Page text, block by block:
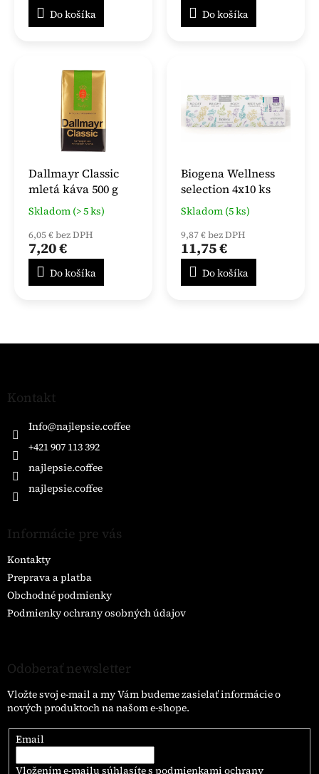
Do košíka Do košíka
Dallmayr Classic
mletá káva 500 g
Skladom (> 5 ks)
6,05 € bez DPH
7,20 €
Do košíka
Biogena Wellness
selection 4x10 ks
Skladom (5 ks)
9,87 € bez DPH
11,75 €
Do košíka
Z
Kontakt
Info@najlepsie.coffee
+421 907 113 392
najlepsie.coffee
najlepsie.coffee
Informácie pre vás
Kontakty
Preprava a platba
Obchodné podmienky
Podmienky ochrany osobných údajov
Odoberať newsletter
Vložte svoj e-mail a my Vám budeme zasielať informácie o
nových produktoch na našom e-shope.
Email
Vložením e-mailu súhlasíte s podmienkami ochrany